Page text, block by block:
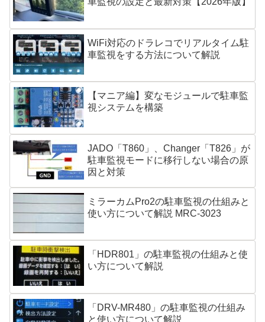
WiFi対応のドラレコでリアルタイム駐
車監視をする方法について解説
【マニア編】変なモジュールで駐車監
視システムを構築
JADO「T860」、Changer「T826」が
駐車監視モードに移行しない場合の原
因と対策
ミラーカムPro2の駐車監視の仕組みと
使い方について解説 MRC-3023
「HDR801」の駐車監視の仕組みと使
い方について解説
「DRV-MR480」の駐車監視の仕組み
と使い方について解説